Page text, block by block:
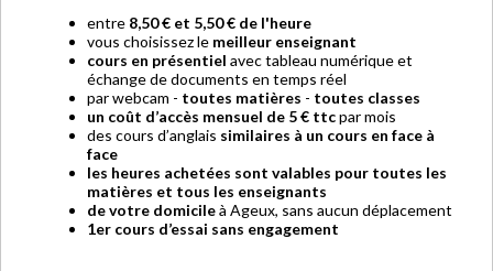
entre 8,50 € et 5,50 € de l'heure
vous choisissez le meilleur enseignant
cours en présentiel avec tableau numérique et
échange de documents en temps réel
par webcam - toutes matières - toutes classes
un coût d’accès mensuel de 5 € ttcpar mois
des cours d’anglais similaires à un cours en face à
face
les heures achetées sont valables pour toutes les
matières et tous les enseignants
de votre domicileà Ageux, sans aucun déplacement
1er cours d’essai sans engagement